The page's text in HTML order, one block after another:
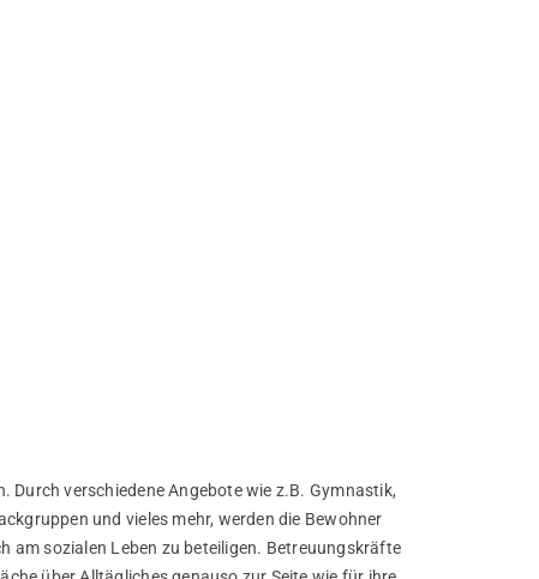
Durch verschiedene Angebote wie z.B. Gymnastik,
und vieles mehr, werden die Bewohner
am sozialen Leben zu beteiligen. Betreuungskräfte